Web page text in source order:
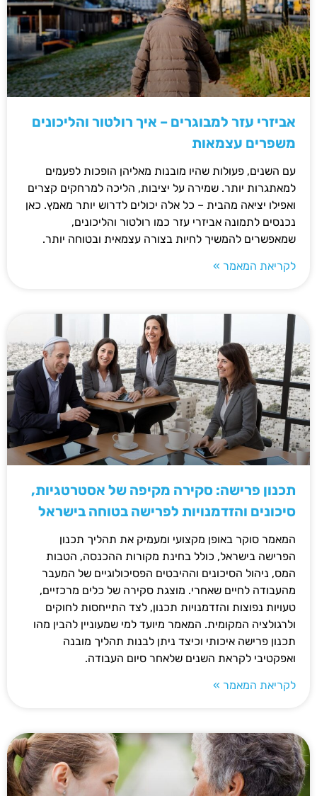
אביזרי עזר למבוגרים – איך רולטור והליכונים
משפרים עצמאות
עם השנים, פעולות שהיו מובנות מאליהן הופכות לפעמים
למאתגרות יותר. שמירה על יציבות, הליכה למרחקים קצרים
ואפילו יציאה מהבית – כל אלה יכולים לדרוש יותר מאמץ. כאן
נכנסים לתמונה אביזרי עזר כמו רולטור והליכונים,
שמאפשרים להמשיך לחיות בצורה עצמאית ובטוחה יותר.
לקריאת המאמר »
תכנון פרישה: סקירה מקיפה של אסטרטגיות,
סיכונים והזדמנויות לפרישה בטוחה בישראל
המאמר סוקר באופן מקצועי ומעמיק את תהליך תכנון
הפרישה בישראל, כולל בחינת מקורות ההכנסה, הטבות
המס, ניהול הסיכונים וההיבטים הפסיכולוגיים של המעבר
מהעבודה לחיים שאחרי. מוצגת סקירה של כלים מרכזיים,
טעויות נפוצות והזדמנויות תכנון, לצד התייחסות לחוקים
ולרגולציה המקומית. המאמר מיועד למי שמעוניין להבין מהו
תכנון פרישה איכותי וכיצד ניתן לבנות תהליך מובנה
ואפקטיבי לקראת השנים שלאחר סיום העבודה.
לקריאת המאמר »